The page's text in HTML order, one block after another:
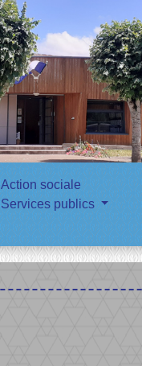
Action sociale
Services publics